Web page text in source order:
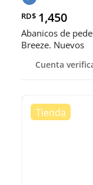
RD$ 1,450
Abanicos de
Breeze. Nuevos
Cuenta